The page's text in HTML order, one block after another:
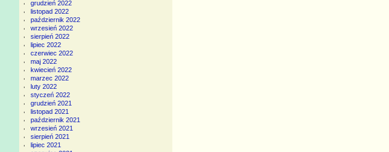
grudzień 2022
listopad 2022
październik 2022
wrzesień 2022
sierpień 2022
lipiec 2022
czerwiec 2022
maj 2022
kwiecień 2022
marzec 2022
luty 2022
styczeń 2022
grudzień 2021
listopad 2021
październik 2021
wrzesień 2021
sierpień 2021
lipiec 2021